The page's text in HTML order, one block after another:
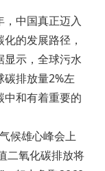
中国真正迈入
的发展路径，
显示，全球污水
排放量2%左
中和有着重要的
候雄心峰会上
二氧化碳排放将